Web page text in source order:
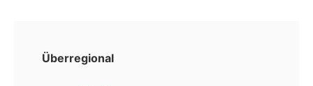
Überregional